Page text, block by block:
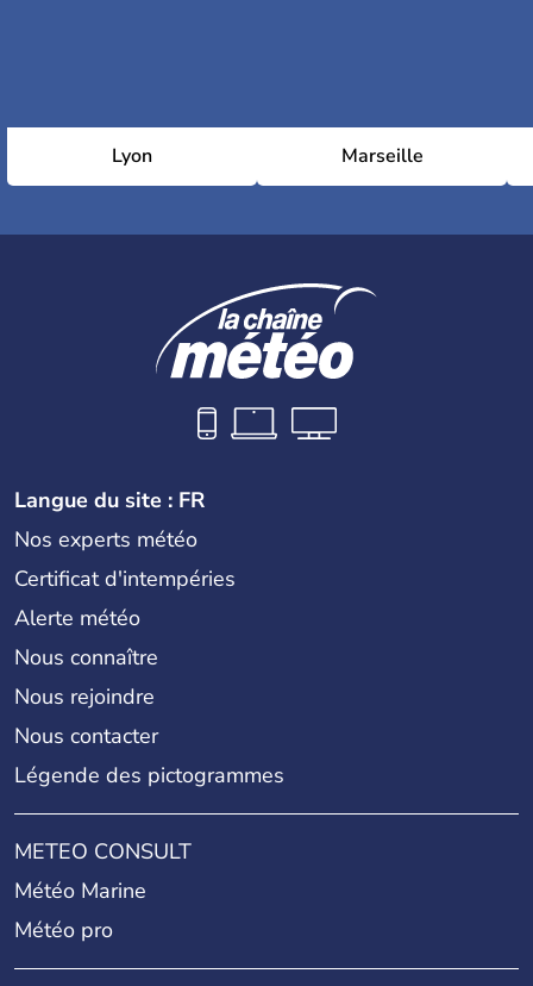
Lyon Marseille
Langue du site : FR
Nos experts météo
Certificat d'intempéries
Alerte météo
Nous connaître
Nous rejoindre
Nous contacter
Légende des pictogrammes
METEO CONSULT
Météo Marine
Météo pro